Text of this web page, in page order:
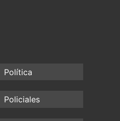
Política
Policiales